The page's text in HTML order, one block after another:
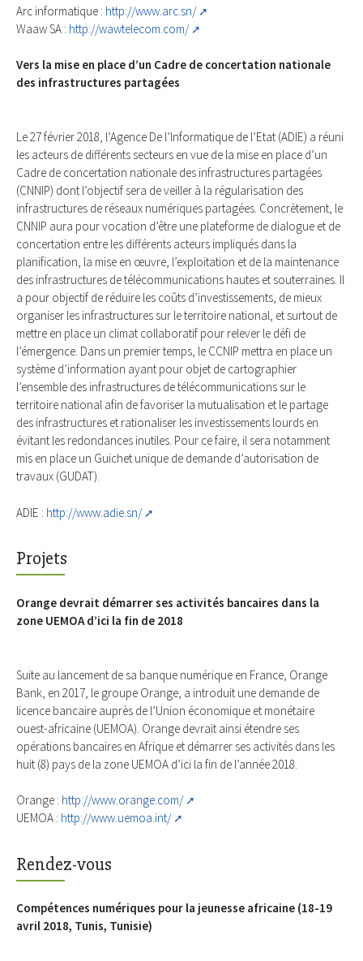
Arc informatique : http://www.arc.sn/
Waaw SA : http://wawtelecom.com/
Vers la mise en place d’un Cadre de concertation nationale
des infrastructures partagées
Le 27 février 2018, l’Agence De l’Informatique de l’Etat (ADIE) a réuni
les acteurs de différents secteurs en vue de la mise en place d’un
Cadre de concertation nationale des infrastructures partagées
(CNNIP) dont l’objectif sera de veiller à la régularisation des
infrastructures de réseaux numériques partagées. Concrètement, le
CNNIP aura pour vocation d’être une plateforme de dialogue et de
concertation entre les différents acteurs impliqués dans la
planification, la mise en œuvre, l’exploitation et de la maintenance
des infrastructures de télécommunications hautes et souterraines. Il
a pour objectif de réduire les coûts d’investissements, de mieux
organiser les infrastructures sur le territoire national, et surtout de
mettre en place un climat collaboratif pour relever le défi de
l’émergence. Dans un premier temps, le CCNIP mettra en place un
système d’information ayant pour objet de cartographier
l’ensemble des infrastructures de télécommunications sur le
territoire national afin de favoriser la mutualisation et le partage
des infrastructures et rationaliser les investissements lourds en
évitant les redondances inutiles. Pour ce faire, il sera notamment
mis en place un Guichet unique de demande d’autorisation de
travaux (GUDAT).
ADIE : http://www.adie.sn/
Projets
Orange devrait démarrer ses activités bancaires dans la
zone UEMOA d’ici la fin de 2018
Suite au lancement de sa banque numérique en France, Orange
Bank, en 2017, le groupe Orange, a introduit une demande de
licence bancaire auprès de l’Union économique et monétaire
ouest-africaine (UEMOA). Orange devrait ainsi étendre ses
opérations bancaires en Afrique et démarrer ses activités dans les
huit (8) pays de la zone UEMOA d’ici la fin de l’année 2018.
Orange : http://www.orange.com/
UEMOA : http://www.uemoa.int/
Rendez-vous
Compétences numériques pour la jeunesse africaine (18-19
avril 2018, Tunis, Tunisie)